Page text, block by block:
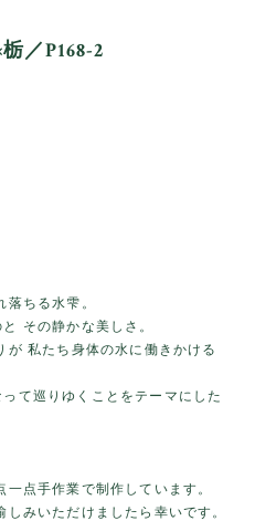
／P168-2
ちる水雫。
その静かな美しさ。
私たち身体の水に働きかける
て巡りゆくことをテーマにした
点手作業で制作しています。
みいただけましたら幸いです。